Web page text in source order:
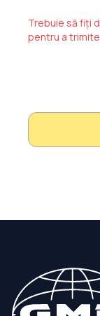
Trebuie să fiți
pentru a